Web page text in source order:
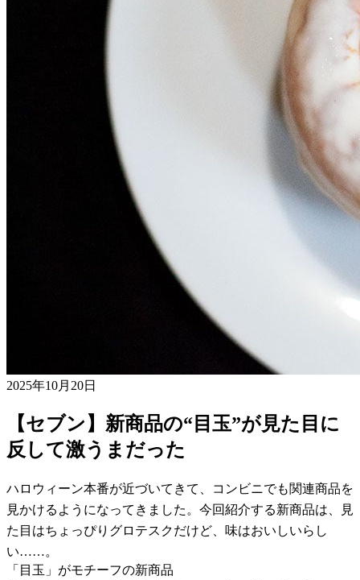
2025年10月20日
【セブン】新商品の“目玉”が見た目に
反して激うまだった
ハロウィーン本番が近づいてきて、コンビニでも関連商品を
見かけるようになってきました。今回紹介する新商品は、見
た目はちょっぴりグロテスクだけど、味はおいしいらし
い……。
「目玉」がモチーフの新商品